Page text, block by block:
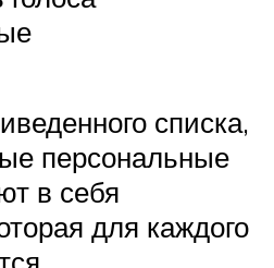
списка,
персональные
в себя
для каждого